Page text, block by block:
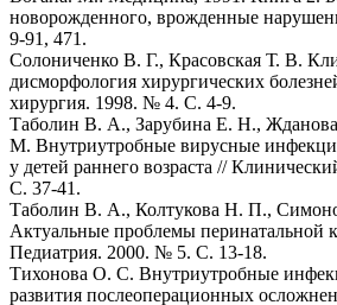
новорожденного, врожденные
9-91, 471.
Солониченко В. Г., Красовская Т. В.
дисморфология хирургических
хирургия. 1998. № 4. С. 4-9.
Таболин В. А., Зарубина Е. Н.,
М. Внутриутробные вирусные
у детей раннего возраста //
С. 37-41.
Таболин В. А., Колтукова Н. П.,
Актуальные проблемы перинатальной
Педиатрия. 2000. № 5. С. 13-18.
Тихонова О. С. Внутриутробные
развития послеоперационных